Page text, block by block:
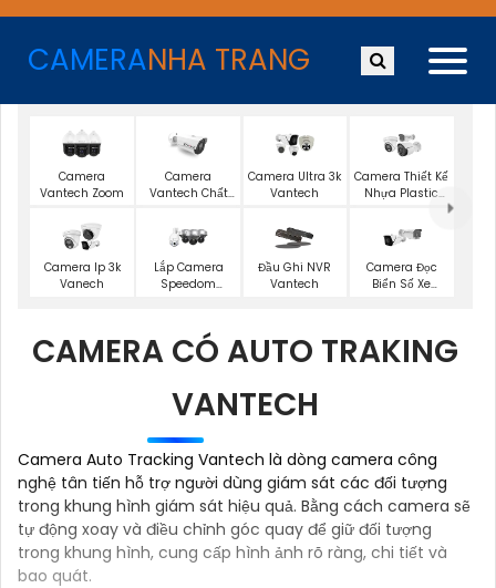
CAMERANHA TRANG
Camera
Vantech Zoom
Camera
Vantech Chất
Camera Ultra 3k
Vantech
Camera Thiết Kế
Nhựa Plastic
Camera Ip 3k
Vanech
Lắp Camera
Speedom
Đầu Ghi NVR
Vantech
Camera Đọc
Biển Số Xe
CAMERA CÓ AUTO TRAKING
VANTECH
Camera Auto Tracking Vantech là dòng camera công
nghệ tân tiến hỗ trợ người dùng giám sát các đối tượng
trong khung hình giám sát hiệu quả. Bằng cách camera sẽ
tự động xoay và điều chỉnh góc quay để giữ đối tượng
trong khung hình, cung cấp hình ảnh rõ ràng, chi tiết và
bao quát.